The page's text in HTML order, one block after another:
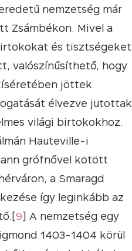
nemzetség már
Zsámbékon. Mivel a
és tisztségeket
valószínűsíthető, hogy
jöttek
élvezve jutottak
világi birtokokhoz.
Hauteville-i
grófnővel kötött
a Smaragd
így leginkább az
9] A nemzetség egy
1403-1404 körül